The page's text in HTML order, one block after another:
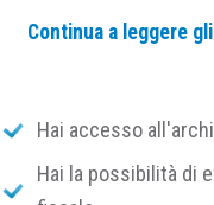
Al riguardo, la
particolare, è stato
dello stato di
Continua a leggere
Hai accesso
Hai la possibilità di